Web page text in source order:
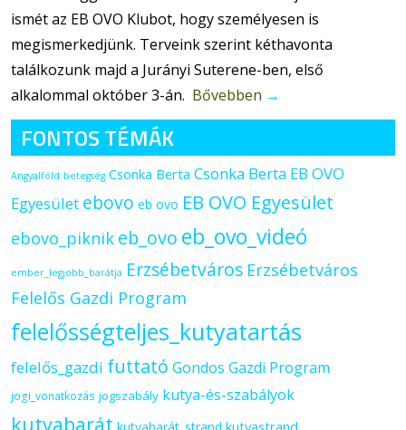
ismét az EB OVO Klubot, hogy személyesen is
megismerkedjünk. Terveink szerint kéthavonta
találkozunk majd a Jurányi Suterene-ben, első
alkalommal október 3-án. Bővebben →
FONTOS TÉMÁK
Angyalföld betegség Csonka Berta Csonka Berta EB OVO
Egyesület ebovo eb ovo EB OVO Egyesület
ebovo_piknik eb_ovo eb_ovo_videó
ember_legjobb_barátja Erzsébetváros Erzsébetváros
Felelős Gazdi Program
felelősségteljes_kutyatartás
felelős_gazdi futtató Gondos Gazdi Program
jogi_vonatkozás jogszabály kutya-és-szabályok
kutyabarát